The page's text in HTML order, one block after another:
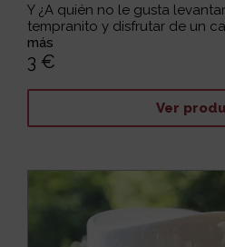
Y ¿A quién no le gusta
tempranito y disfrutar de un
más
3 €
Ver